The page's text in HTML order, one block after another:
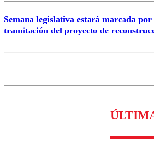
Semana legislativa estará marcada
tramitación del proyecto de